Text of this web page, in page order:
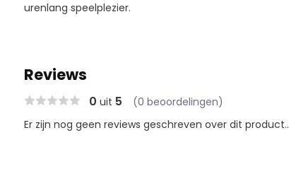
urenlang speelplezier.
Reviews
0 uit 5 (0 beoordelingen)
Er zijn nog geen reviews geschreven over dit product..